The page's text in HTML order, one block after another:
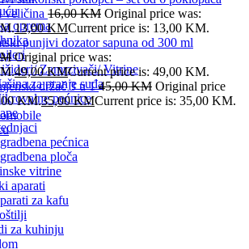
oprema
Zamrzivači/ Vitrine
za pranje suđa
pećnice
pećnica
ploča
vitrine
aparati
za kafu
za kuhinju
veličina 16,00KM Original price was:
13,00KMCurrent price is: 13,00 KM.
punjivi dozator sapuna od 300 ml
Original price was:
49,00KMCurrent price is: 49,00 KM.
držač 3 u 145,00KM Original price
KM.35,00KMCurrent price is: 35,00 KM.